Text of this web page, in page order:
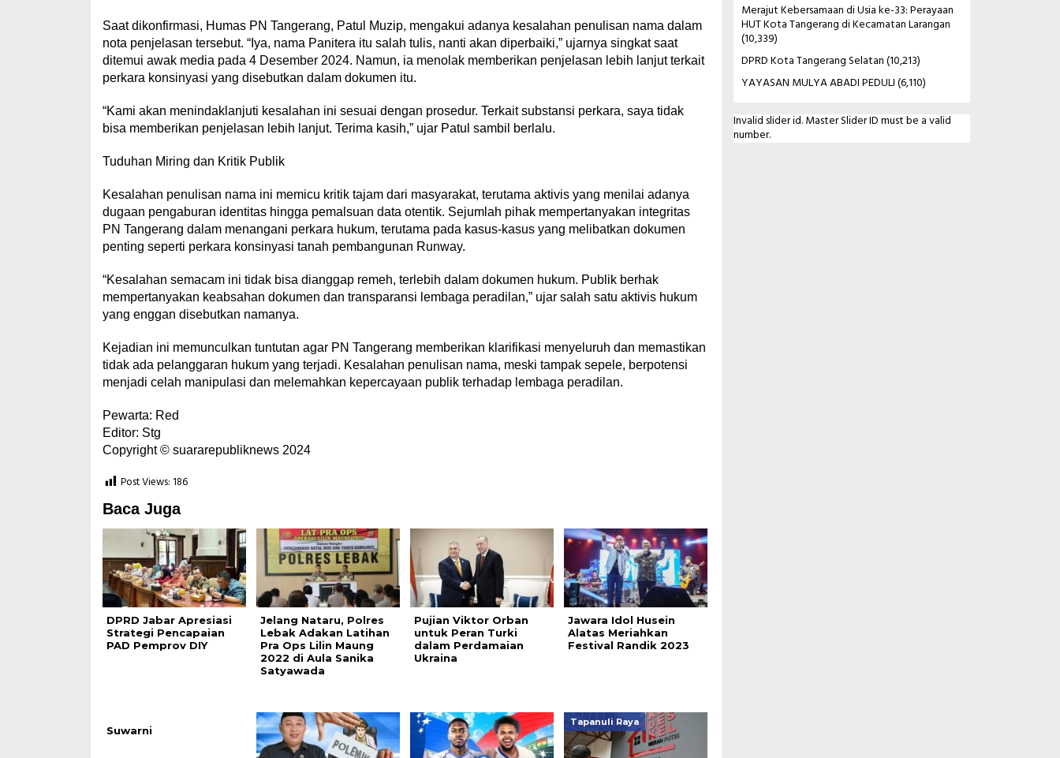
Saat dikonfirmasi, Humas PN Tangerang, Patul Muzip, mengakui adanya kesalahan penulisan nama dalam
nota penjelasan tersebut. “Iya, nama Panitera itu salah tulis, nanti akan diperbaiki,” ujarnya singkat saat
ditemui awak media pada 4 Desember 2024. Namun, ia menolak memberikan penjelasan lebih lanjut terkait
perkara konsinyasi yang disebutkan dalam dokumen itu.
“Kami akan menindaklanjuti kesalahan ini sesuai dengan prosedur. Terkait substansi perkara, saya tidak
bisa memberikan penjelasan lebih lanjut. Terima kasih,” ujar Patul sambil berlalu.
Tuduhan Miring dan Kritik Publik
Kesalahan penulisan nama ini memicu kritik tajam dari masyarakat, terutama aktivis yang menilai adanya
dugaan pengaburan identitas hingga pemalsuan data otentik. Sejumlah pihak mempertanyakan integritas
PN Tangerang dalam menangani perkara hukum, terutama pada kasus-kasus yang melibatkan dokumen
penting seperti perkara konsinyasi tanah pembangunan Runway.
“Kesalahan semacam ini tidak bisa dianggap remeh, terlebih dalam dokumen hukum. Publik berhak
mempertanyakan keabsahan dokumen dan transparansi lembaga peradilan,” ujar salah satu aktivis hukum
yang enggan disebutkan namanya.
Kejadian ini memunculkan tuntutan agar PN Tangerang memberikan klarifikasi menyeluruh dan memastikan
tidak ada pelanggaran hukum yang terjadi. Kesalahan penulisan nama, meski tampak sepele, berpotensi
menjadi celah manipulasi dan melemahkan kepercayaan publik terhadap lembaga peradilan.
Pewarta: Red
Editor: Stg
Copyright © suararepubliknews 2024
Post Views: 186
Baca Juga
DPRD Jabar Apresiasi
Strategi Pencapaian
PAD Pemprov DIY
Jelang Nataru, Polres
Lebak Adakan Latihan
Pra Ops Lilin Maung
2022 di Aula Sanika
Satyawada
Pujian Viktor Orban
untuk Peran Turki
dalam Perdamaian
Ukraina
Jawara Idol Husein
Alatas Meriahkan
Festival Randik 2023
Suwarni
Tapanuli Raya
Merajut Kebersamaan di Usia ke-33: Perayaan
HUT Kota Tangerang di Kecamatan Larangan
(10,339)
DPRD Kota Tangerang Selatan(10,213)
YAYASAN MULYA ABADI PEDULI(6,110)
Invalid slider id. Master Slider ID must be a valid
number.